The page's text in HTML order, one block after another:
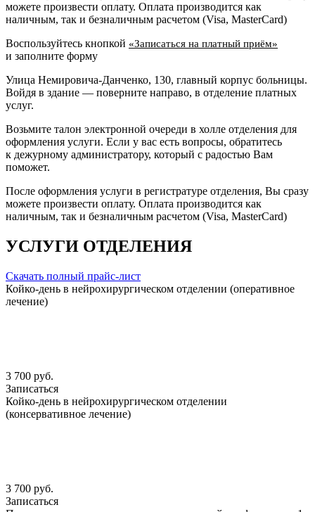
можете произвести оплату. Оплата производится как
наличным, так и безналичным расчетом (Visa, MasterCard)
Воспользуйтесь кнопкой «Записаться на платный приём»
и заполните форму
Улица Немировича-Данченко, 130, главный корпус больницы.
Войдя в здание — поверните направо, в отделение платных
услуг.
Возьмите талон электронной очереди в холле отделения для
оформления услуги. Если у вас есть вопросы, обратитесь
к дежурному администратору, который с радостью Вам
поможет.
После оформления услуги в регистратуре отделения, Вы сразу
можете произвести оплату. Оплата производится как
наличным, так и безналичным расчетом (Visa, MasterCard)
УСЛУГИ ОТДЕЛЕНИЯ
Скачать полный прайс-лист
Койко-день в нейрохирургическом отделении (оперативное
лечение)
3 700 руб.
Записаться
Койко-день в нейрохирургическом отделении
(консервативное лечение)
3 700 руб.
Записаться